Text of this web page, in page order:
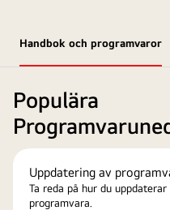
Handbok och programvaror
Populära
Uppdatering av
Ta reda på hur du uppdaterar
programvara.